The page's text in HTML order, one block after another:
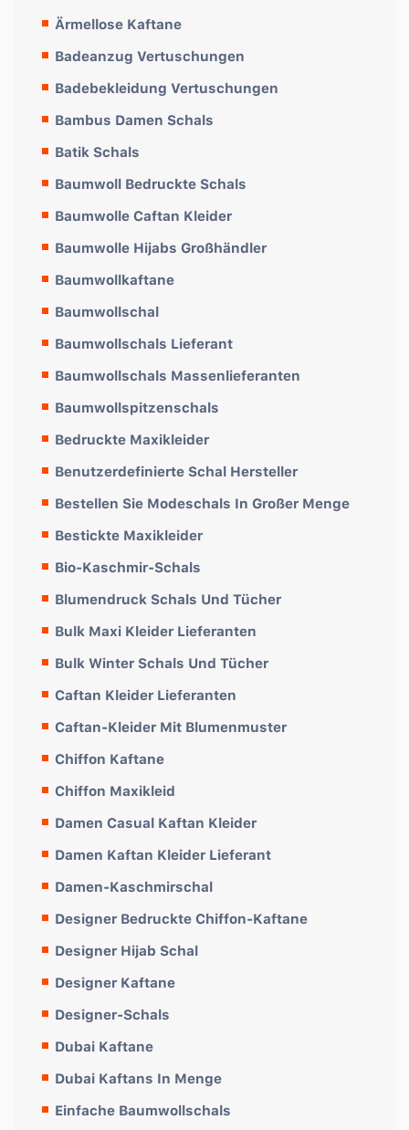
Ärmellose Kaftane
Badeanzug Vertuschungen
Badebekleidung Vertuschungen
Bambus Damen Schals
Batik Schals
Baumwoll Bedruckte Schals
Baumwolle Caftan Kleider
Baumwolle Hijabs Großhändler
Baumwollkaftane
Baumwollschal
Baumwollschals Lieferant
Baumwollschals Massenlieferanten
Baumwollspitzenschals
Bedruckte Maxikleider
Benutzerdefinierte Schal Hersteller
Bestellen Sie Modeschals In Großer Menge
Bestickte Maxikleider
Bio-Kaschmir-Schals
Blumendruck Schals Und Tücher
Bulk Maxi Kleider Lieferanten
Bulk Winter Schals Und Tücher
Caftan Kleider Lieferanten
Caftan-Kleider Mit Blumenmuster
Chiffon Kaftane
Chiffon Maxikleid
Damen Casual Kaftan Kleider
Damen Kaftan Kleider Lieferant
Damen-Kaschmirschal
Designer Bedruckte Chiffon-Kaftane
Designer Hijab Schal
Designer Kaftane
Designer-Schals
Dubai Kaftane
Dubai Kaftans In Menge
Einfache Baumwollschals